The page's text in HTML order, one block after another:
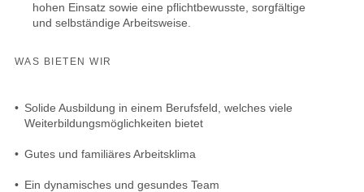
hohen Einsatz sowie eine pflichtbewusste, sorgfältige
und selbständige Arbeitsweise.
WAS BIETEN WIR
• Solide Ausbildung in einem Berufsfeld, welches viele
Weiterbildungsmöglichkeiten bietet
• Gutes und familiäres Arbeitsklima
• Ein dynamisches und gesundes Team